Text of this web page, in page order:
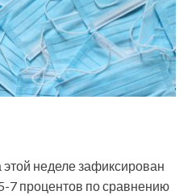
неделе зафиксирован
7 процентов по сравнению